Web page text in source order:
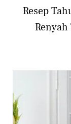
Resep